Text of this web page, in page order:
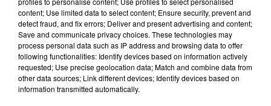
Lecture (1 min 13 sec)
100%
content; Use limited data to select content; Ensure security, prevent and
detect fraud, and fix errors; Deliver and present advertising and content;
Save and communicate privacy choices. These technologies may
process personal data such as IP address and browsing data to offer
following functionalities: Identify devices based on information actively
requested; Use precise geolocation data; Match and combine data from
other data sources; Link different devices; Identify devices based on
information transmitted automatically.